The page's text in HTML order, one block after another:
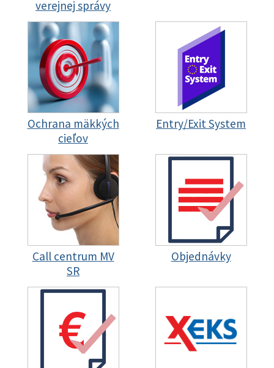
verejnej správy
Ochrana mäkkých
cieľov
Entry/Exit System
Call centrum MV
SR
Objednávky